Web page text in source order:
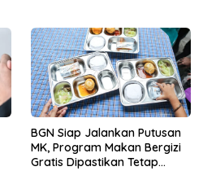
BGN Siap Jalankan Putusan
MK, Program Makan Bergizi
Gratis Dipastikan Tetap